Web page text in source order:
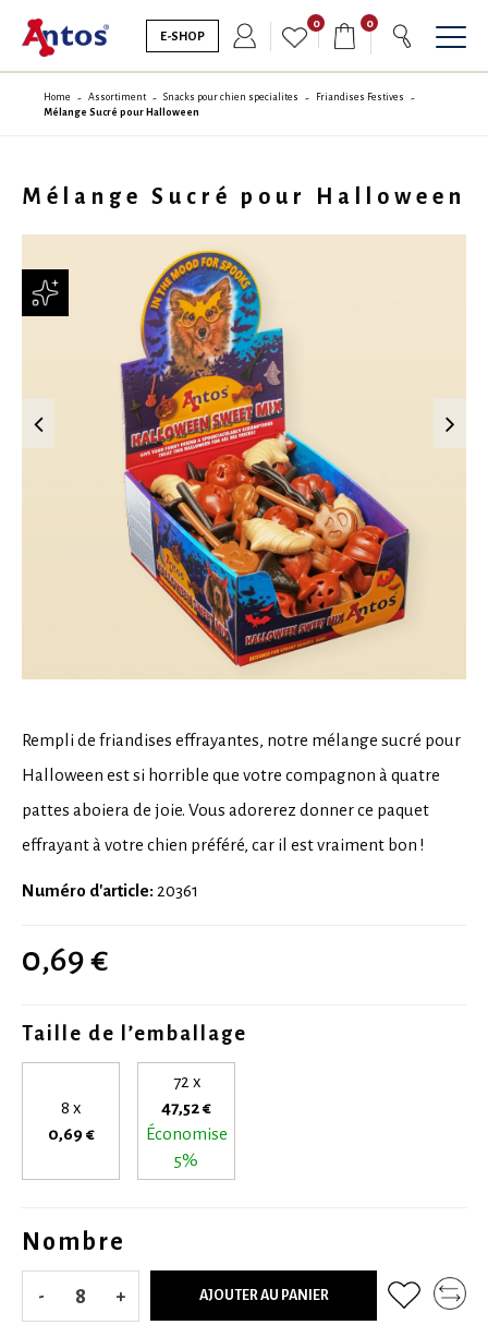
E-SHOP
0 0
Home Assortiment Snacks pour chien specialites
Friandises Festives
Mélange Sucré pour Halloween
Mélange Sucré pour Halloween
Rempli de friandises effrayantes, notre mélange sucré pour
Halloween est si horrible que votre compagnon à quatre
pattes aboiera de joie. Vous adorerez donner ce paquet
effrayant à votre chien préféré, car il est vraiment bon !
Numéro d'article: 20361
0,69 €
Taille de l’emballage
8 x
0,69 €
72 x
47,52 €
Économise
5%
Nombre
- + AJOUTER AU PANIER